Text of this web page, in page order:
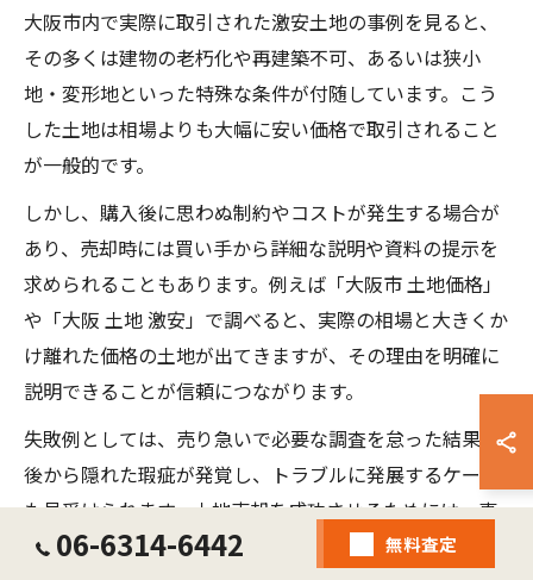
大阪市内で実際に取引された激安土地の事例を見ると、
その多くは建物の老朽化や再建築不可、あるいは狭小
地・変形地といった特殊な条件が付随しています。こう
した土地は相場よりも大幅に安い価格で取引されること
が一般的です。
しかし、購入後に思わぬ制約やコストが発生する場合が
あり、売却時には買い手から詳細な説明や資料の提示を
求められることもあります。例えば「大阪市 土地価格」
や「大阪 土地 激安」で調べると、実際の相場と大きくか
け離れた価格の土地が出てきますが、その理由を明確に
説明できることが信頼につながります。
失敗例としては、売り急いで必要な調査を怠った結果、
後から隠れた瑕疵が発覚し、トラブルに発展するケース
も見受けられます。土地売却を成功させるためには、事
前のリスクチェックと、購入希望者への誠実な情報提供
06-6314-6442 無料査定